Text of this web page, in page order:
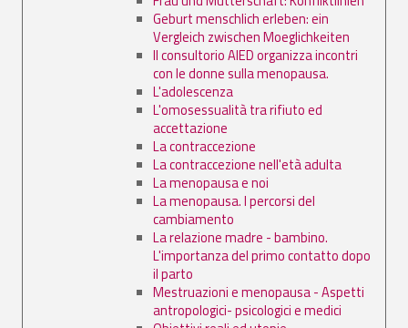
Geburt menschlich erleben: ein
Vergleich zwischen Moeglichkeiten
Il consultorio AIED organizza incontri
con le donne sulla menopausa.
L'adolescenza
L'omosessualità tra rifiuto ed
accettazione
La contraccezione
La contraccezione nell'età adulta
La menopausa e noi
La menopausa. I percorsi del
cambiamento
La relazione madre - bambino.
L'importanza del primo contatto dopo
il parto
Mestruazioni e menopausa - Aspetti
antropologici- psicologici e medici